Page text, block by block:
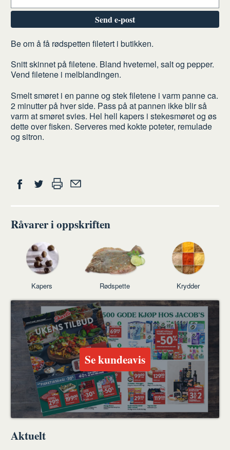
Send e-post
Slik
gjør
du
Be om å få rødspetten filetert i butikken.
Snitt skinnet på filetene. Bland hvetemel, salt og pepper.
Vend filetene i melblandingen.
Smelt smøret i en panne og stek filetene i varm panne ca.
2 minutter på hver side. Pass på at pannen ikke blir så
varm at smøret svies. Hel hell kapers i stekesmøret og øs
dette over fisken. Serveres med kokte poteter, remulade
og sitron.
Del
FacebookTwitter
venn
Råvarer i oppskriften
Kapers Rødspette Krydder
Se kundeavis
Aktuelt